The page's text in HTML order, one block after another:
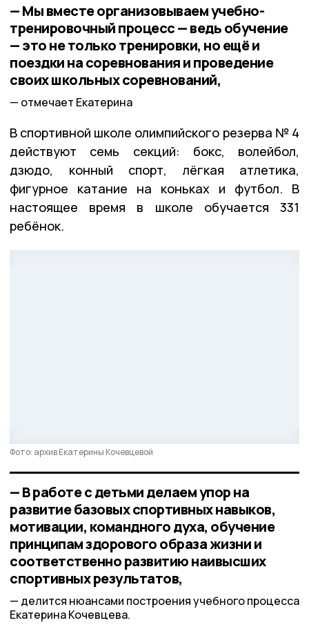
— Мы вместе организовываем учебно-
тренировочный процесс — ведь обучение
— это не только тренировки, но ещё и
поездки на соревнования и проведение
своих школьных соревнований,
отмечает Екатерина
В спортивной школе олимпийского резерва № 4
действуют семь секций: бокс, волейбол,
дзюдо, конный спорт, лёгкая атлетика,
фигурное катание на коньках и футбол. В
настоящее время в школе обучается 331
ребёнок.
Фото: архив Екатерины Кочевцевой
— В работе с детьми делаем упор на
развитие базовых спортивных навыков,
мотивации, командного духа, обучение
принципам здорового образа жизни и
соответственно развитию наивысших
спортивных результатов,
делится нюансами построения учебного процесса
Екатерина Кочевцева.